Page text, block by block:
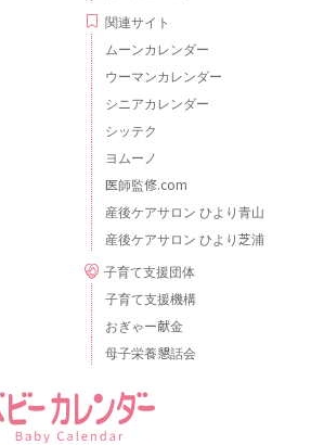
関連サイト
ムーンカレンダー
ウーマンカレンダー
シニアカレンダー
シッテク
ヨムーノ
医師監修.com
産後ケアサロン ひより青山
産後ケアサロン ひより芝浦
子育て支援団体
子育て支援機構
おぎゃー献金
母子栄養懇話会